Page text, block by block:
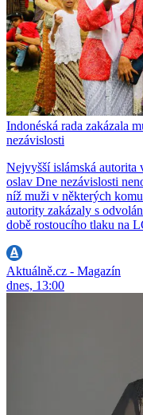
Indonéská rada zakázala
nezávislosti
Nejvyšší islámská autorita
oslav Dne nezávislosti
níž muži v některých
autority zakázaly s
době rostoucího tlaku na
Aktuálně.cz - Magazín
dnes, 13:00